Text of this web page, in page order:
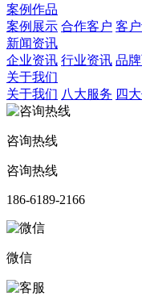
案例作品
案例展示 合作客户 客
新闻资讯
企业资讯 行业资讯 品
关于我们
关于我们 八大服务 四
咨询热线
咨询热线
186-6189-2166
微信